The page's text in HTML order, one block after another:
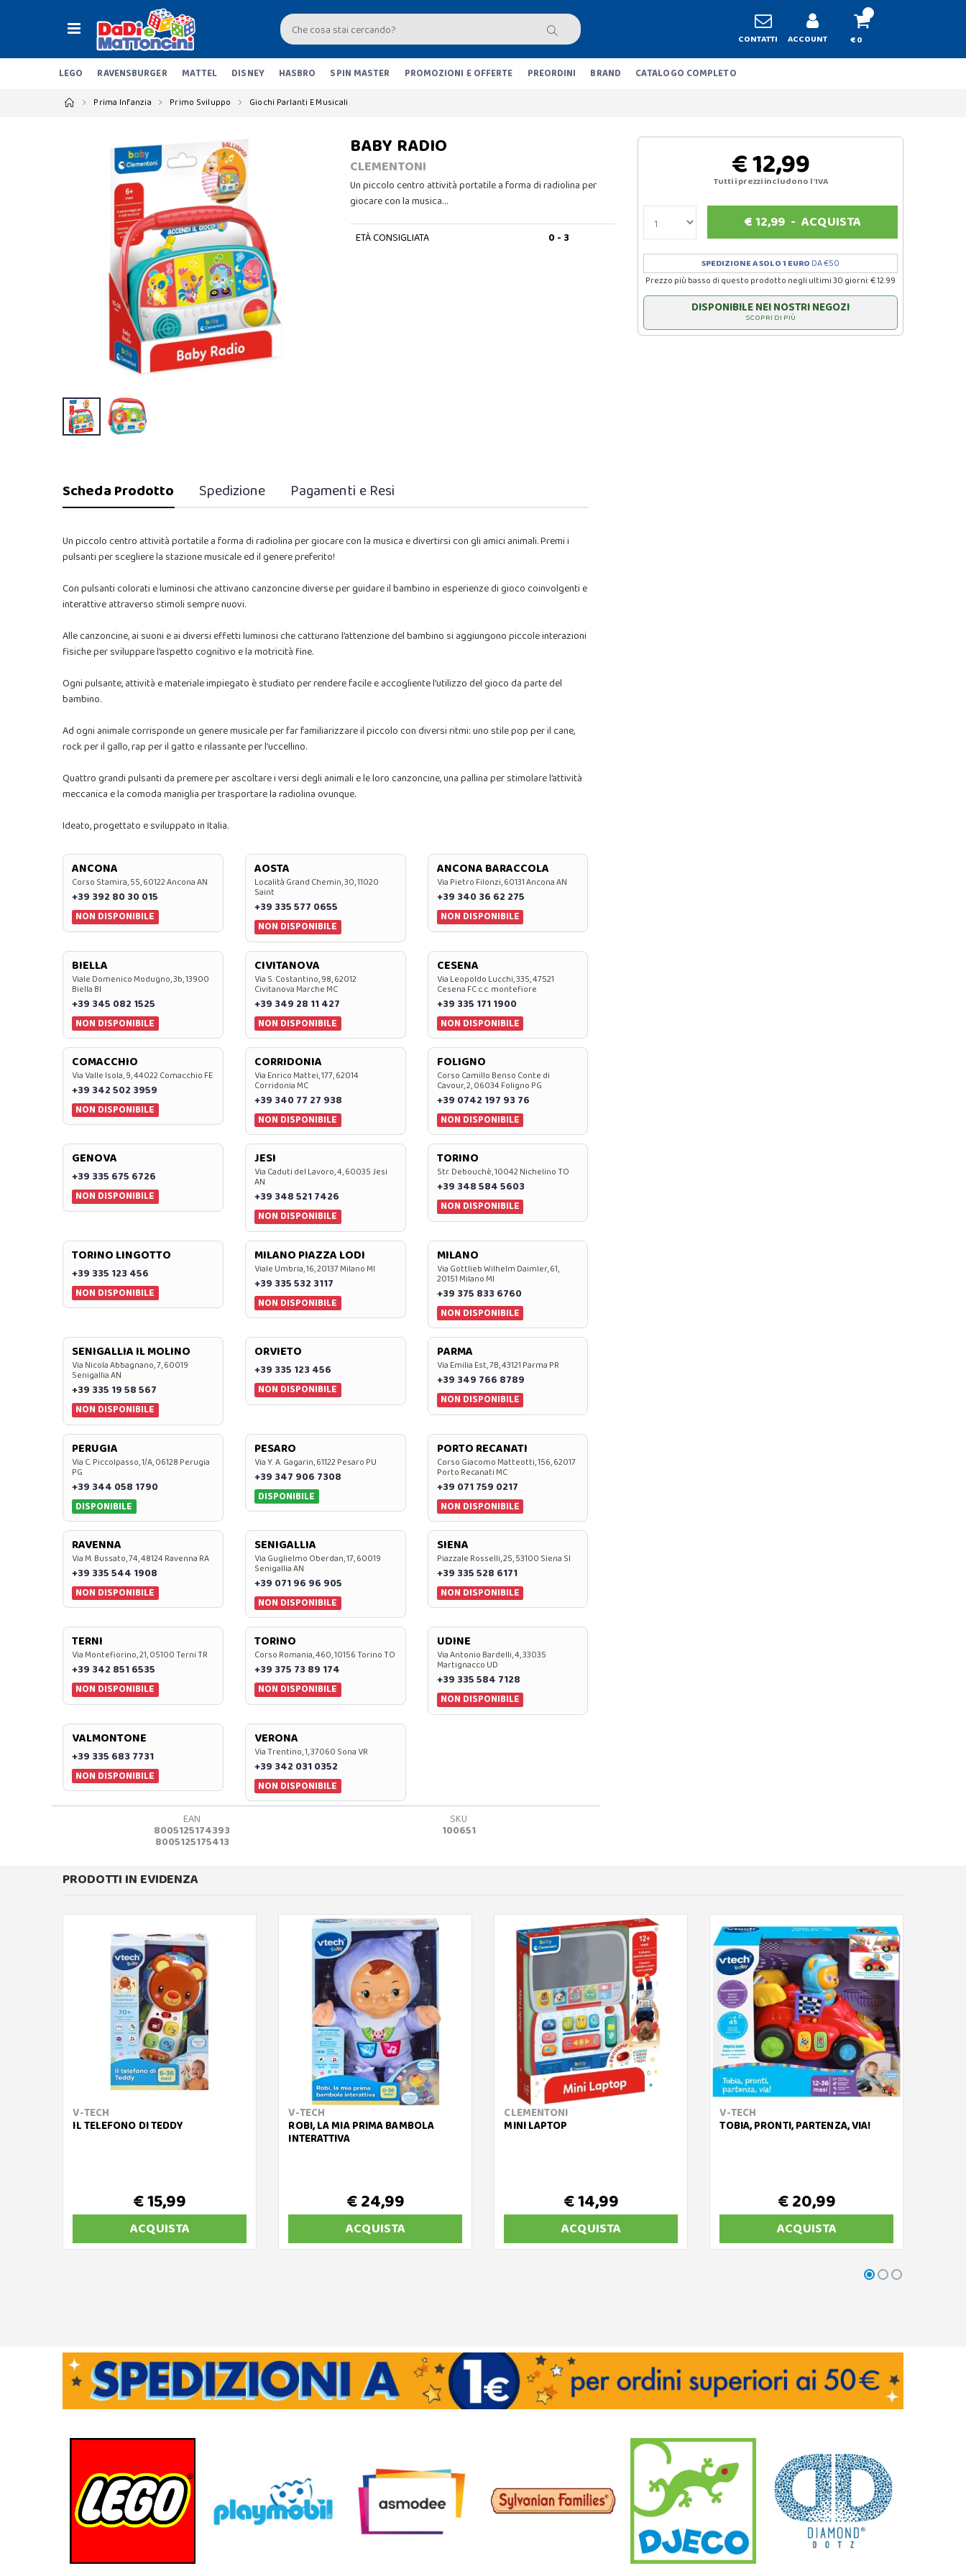
CONTATTI ACCOUNT € 0
LEGO RAVENSBURGER MATTEL DISNEY HASBRO SPIN MASTER PROMOZIONI E OFFERTE PREORDINI BRAND CATALOGO COMPLETO
Prima Infanzia Primo Sviluppo Giochi Parlanti E Musicali
BABY RADIO
CLEMENTONI
Un piccolo centro attività portatile a forma di radiolina per
giocare con la musica…
ETÀ CONSIGLIATA 0 - 3
€ 12,99
Tutti i prezzi includono l'IVA
€12,99- ACQUISTA
SPEDIZIONE A SOLO 1 EURO DA €50
Prezzo più basso di questo prodotto negli ultimi 30 giorni: € 12.99
DISPONIBILE NEI NOSTRI NEGOZI
SCOPRI DI PIÙ
Scheda Prodotto Spedizione Pagamenti e Resi
Un piccolo centro attività portatile a forma di radiolina per giocare con la musica e divertirsi con gli amici animali. Premi i
pulsanti per scegliere la stazione musicale ed il genere preferito!
Con pulsanti colorati e luminosi che attivano canzoncine diverse per guidare il bambino in esperienze di gioco coinvolgenti e
interattive attraverso stimoli sempre nuovi.
Alle canzoncine, ai suoni e ai diversi effetti luminosi che catturano l’attenzione del bambino si aggiungono piccole interazioni
fisiche per sviluppare l’aspetto cognitivo e la motricità fine.
Ogni pulsante, attività e materiale impiegato è studiato per rendere facile e accogliente l’utilizzo del gioco da parte del
bambino.
Ad ogni animale corrisponde un genere musicale per far familiarizzare il piccolo con diversi ritmi: uno stile pop per il cane,
rock per il gallo, rap per il gatto e rilassante per l’uccellino.
Quattro grandi pulsanti da premere per ascoltare i versi degli animali e le loro canzoncine, una pallina per stimolare l’attività
meccanica e la comoda maniglia per trasportare la radiolina ovunque.
Ideato, progettato e sviluppato in Italia.
ANCONA
Corso Stamira, 55, 60122 Ancona AN
+39 392 80 30 015
NON DISPONIBILE
AOSTA
Località Grand Chemin, 30, 11020
Saint
+39 335 577 0655
NON DISPONIBILE
ANCONA BARACCOLA
Via Pietro Filonzi, 60131 Ancona AN
+39 340 36 62 275
NON DISPONIBILE
BIELLA
Viale Domenico Modugno, 3b, 13900
Biella BI
+39 345 082 1525
NON DISPONIBILE
CIVITANOVA
Via S. Costantino, 98, 62012
Civitanova Marche MC
+39 349 28 11 427
NON DISPONIBILE
CESENA
Via Leopoldo Lucchi, 335, 47521
Cesena FC c.c. montefiore
+39 335 171 1900
NON DISPONIBILE
COMACCHIO
Via Valle Isola, 9, 44022 Comacchio FE
+39 342 502 3959
NON DISPONIBILE
CORRIDONIA
Via Enrico Mattei, 177, 62014
Corridonia MC
+39 340 77 27 938
NON DISPONIBILE
FOLIGNO
Corso Camillo Benso Conte di
Cavour, 2, 06034 Foligno PG
+39 0742 197 93 76
NON DISPONIBILE
GENOVA
+39 335 675 6726
NON DISPONIBILE
JESI
Via Caduti del Lavoro, 4, 60035 Jesi
AN
+39 348 521 7426
NON DISPONIBILE
TORINO
Str. Debouchè, 10042 Nichelino TO
+39 348 584 5603
NON DISPONIBILE
TORINO LINGOTTO
+39 335 123 456
NON DISPONIBILE
MILANO PIAZZA LODI
Viale Umbria, 16, 20137 Milano MI
+39 335 532 3117
NON DISPONIBILE
MILANO
Via Gottlieb Wilhelm Daimler, 61,
20151 Milano MI
+39 375 833 6760
NON DISPONIBILE
SENIGALLIA IL MOLINO
Via Nicola Abbagnano, 7, 60019
Senigallia AN
+39 335 19 58 567
NON DISPONIBILE
ORVIETO
+39 335 123 456
NON DISPONIBILE
PARMA
Via Emilia Est, 7B, 43121 Parma PR
+39 349 766 8789
NON DISPONIBILE
PERUGIA
Via C. Piccolpasso, 1/A, 06128 Perugia
PG
+39 344 058 1790
DISPONIBILE
PESARO
Via Y. A. Gagarin, 61122 Pesaro PU
+39 347 906 7308
DISPONIBILE
PORTO RECANATI
Corso Giacomo Matteotti, 156, 62017
Porto Recanati MC
+39 071 759 0217
NON DISPONIBILE
RAVENNA
Via M. Bussato, 74, 48124 Ravenna RA
+39 335 544 1908
NON DISPONIBILE
SENIGALLIA
Via Guglielmo Oberdan, 17, 60019
Senigallia AN
+39 071 96 96 905
NON DISPONIBILE
SIENA
Piazzale Rosselli, 25, 53100 Siena SI
+39 335 528 6171
NON DISPONIBILE
TERNI
Via Montefiorino, 21, 05100 Terni TR
+39 342 851 6535
NON DISPONIBILE
TORINO
Corso Romania, 460, 10156 Torino TO
+39 375 73 89 174
NON DISPONIBILE
UDINE
Via Antonio Bardelli, 4, 33035
Martignacco UD
+39 335 584 7128
NON DISPONIBILE
VALMONTONE
+39 335 683 7731
NON DISPONIBILE
VERONA
Via Trentino, 1, 37060 Sona VR
+39 342 031 0352
NON DISPONIBILE
EAN
8005125174393
8005125175413
SKU
100651
PRODOTTI IN EVIDENZA
V-TECH
IL TELEFONO DI TEDDY
€ 15,99
ACQUISTA
V-TECH
ROBI, LA MIA PRIMA BAMBOLA
INTERATTIVA
€ 24,99
ACQUISTA
CLEMENTONI
MINI LAPTOP
€ 14,99
ACQUISTA
V-TECH
TOBIA, PRONTI, PARTENZA, VIA!
€ 20,99
ACQUISTA